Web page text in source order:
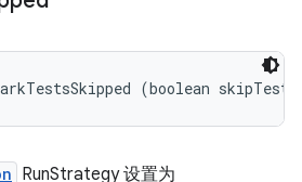
(boolean
RunStrategy 设置为